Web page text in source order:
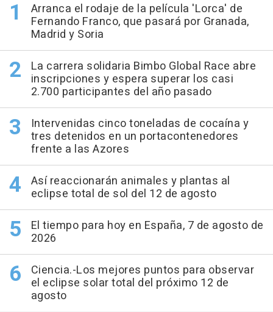
Arranca el rodaje de la película 'Lorca' de
Fernando Franco, que pasará por Granada,
Madrid y Soria
La carrera solidaria Bimbo Global Race abre
inscripciones y espera superar los casi
2.700 participantes del año pasado
Intervenidas cinco toneladas de cocaína y
tres detenidos en un portacontenedores
frente a las Azores
Así reaccionarán animales y plantas al
eclipse total de sol del 12 de agosto
El tiempo para hoy en España, 7 de agosto de
2026
Ciencia.-Los mejores puntos para observar
el eclipse solar total del próximo 12 de
agosto